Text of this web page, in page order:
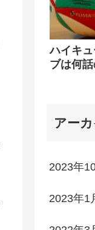
ハイキ
ブは何
アー
2023年
2023年1